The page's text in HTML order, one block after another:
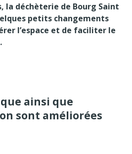
la déchèterie de Bourg Saint
petits changements
l’espace et de faciliter le
ainsi que
sont améliorées